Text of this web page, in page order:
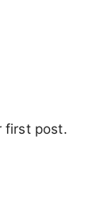
first post.